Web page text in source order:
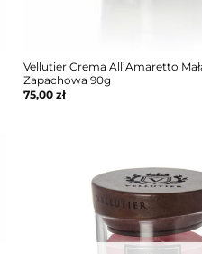
Vellutier Crema All’Amaretto
Zapachowa 90g
75,00zł